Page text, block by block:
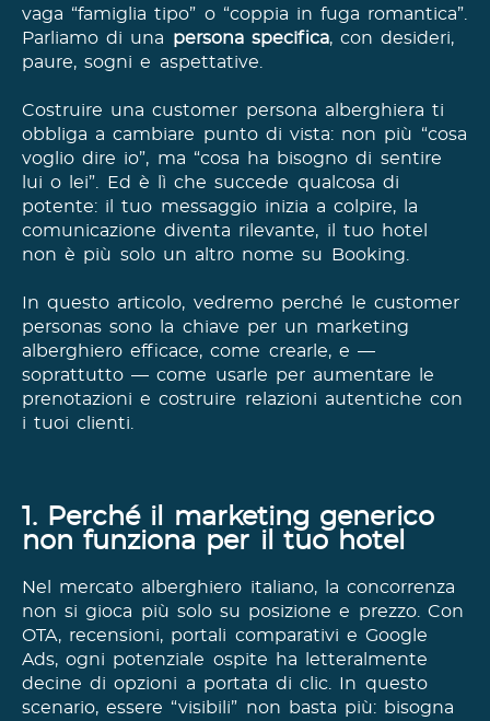
vaga “famiglia tipo” o “coppia in fuga romantica”.
Parliamo di una persona specifica, con desideri,
paure, sogni e aspettative.
Costruire una customer persona alberghiera ti
obbliga a cambiare punto di vista: non più “cosa
voglio dire io”, ma “cosa ha bisogno di sentire
lui o lei”. Ed è lì che succede qualcosa di
potente: il tuo messaggio inizia a colpire, la
comunicazione diventa rilevante, il tuo hotel
non è più solo un altro nome su Booking.
In questo articolo, vedremo perché le customer
personas sono la chiave per un marketing
alberghiero efficace, come crearle, e —
soprattutto — come usarle per aumentare le
prenotazioni e costruire relazioni autentiche con
i tuoi clienti.
1. Perché il marketing generico
non funziona per il tuo hotel
Nel mercato alberghiero italiano, la concorrenza
non si gioca più solo su posizione e prezzo. Con
OTA, recensioni, portali comparativi e Google
Ads, ogni potenziale ospite ha letteralmente
decine di opzioni a portata di clic. In questo
scenario, essere “visibili” non basta più: bisogna